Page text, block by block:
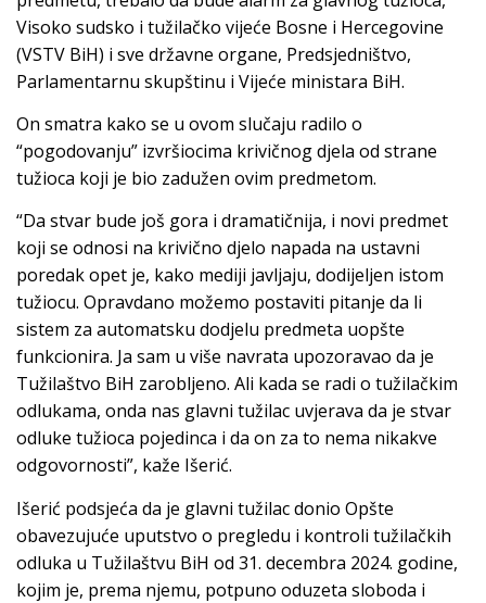
Visoko sudsko i tužilačko vijeće Bosne i Hercegovine
(VSTV BiH) i sve državne organe, Predsjedništvo,
Parlamentarnu skupštinu i Vijeće ministara BiH.
On smatra kako se u ovom slučaju radilo o
“pogodovanju” izvršiocima krivičnog djela od strane
tužioca koji je bio zadužen ovim predmetom.
“Da stvar bude još gora i dramatičnija, i novi predmet
koji se odnosi na krivično djelo napada na ustavni
poredak opet je, kako mediji javljaju, dodijeljen istom
tužiocu. Opravdano možemo postaviti pitanje da li
sistem za automatsku dodjelu predmeta uopšte
funkcionira. Ja sam u više navrata upozoravao da je
Tužilaštvo BiH zarobljeno. Ali kada se radi o tužilačkim
odlukama, onda nas glavni tužilac uvjerava da je stvar
odluke tužioca pojedinca i da on za to nema nikakve
odgovornosti”, kaže Išerić.
Išerić podsjeća da je glavni tužilac donio Opšte
obavezujuće uputstvo o pregledu i kontroli tužilačkih
odluka u Tužilaštvu BiH od 31. decembra 2024. godine,
kojim je, prema njemu, potpuno oduzeta sloboda i